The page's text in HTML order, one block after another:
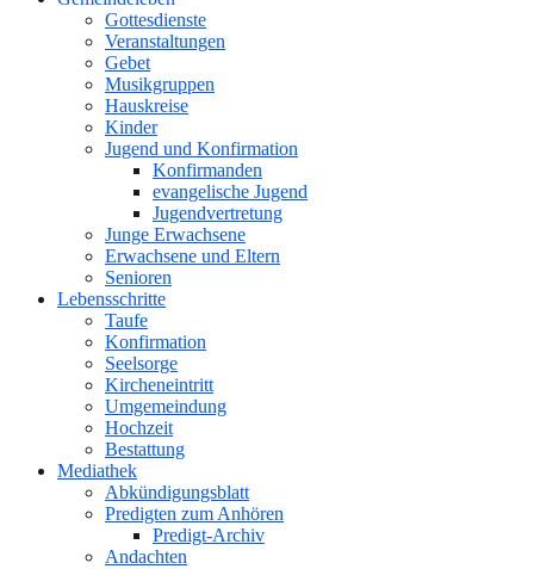
Gottesdienste
Veranstaltungen
Gebet
Musikgruppen
Hauskreise
Kinder
Jugend und Konfirmation
Konfirmanden
evangelische Jugend
Jugendvertretung
Junge Erwachsene
Erwachsene und Eltern
Senioren
Lebensschritte
Taufe
Konfirmation
Seelsorge
Kircheneintritt
Umgemeindung
Hochzeit
Bestattung
Mediathek
Abkündigungsblatt
Predigten zum Anhören
Predigt-Archiv
Andachten